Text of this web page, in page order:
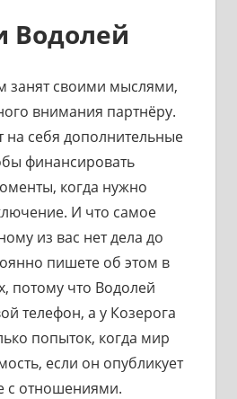
Водолей
занят своими мыслями,
внимания партнёру.
на себя дополнительные
финансировать
когда нужно
И что самое
из вас нет дела до
пишете об этом в
потому что Водолей
телефон, а у Козерога
попыток, когда мир
если он опубликует
с отношениями.